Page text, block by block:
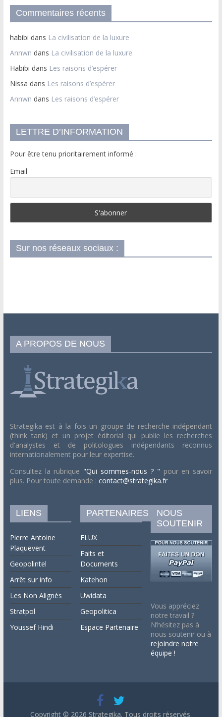
Commentaires récents
habibi dans La civilisation de la luxure
Annwn dans La civilisation de la luxure
Habibi dans Les raisons d’espérer
Nissa dans Les raisons d’espérer
Annwn dans Les raisons d’espérer
LETTRE D’INFORMATION
Pour être tenu prioritairement informé :
Email
Sur nos réseaux sociaux :
A PROPOS DE NOUS
Strategika est à la fois un groupe de recherche indépendant
(think tank) et un projet éditorial qui publie les recherches
d'analystes et de politologues indépendants reconnus
internationalement pour leur expertise.
Consultez la rubrique "Qui sommes-nous ? " pour en savoir
plus. Pour toute demande : contact@strategika.fr
LIENS
Pierre Antoine
Plaquevent
Geopolintel
Arrêt sur info
Les Non Alignés
Stratpol
Youssef Hindi
PARTENAIRES
FLUX
Faits et
Documents
Katehon
Uwidata
Geopolitica
Espace Partenaire
NOUS
SOUTENIR
Vous appréciez
notre travail ?
N’hésitez pas à
nous soutenir ou à
rejoindre notre
équipe !
Copyright © 2026 Strategika. Tous droits réservés.